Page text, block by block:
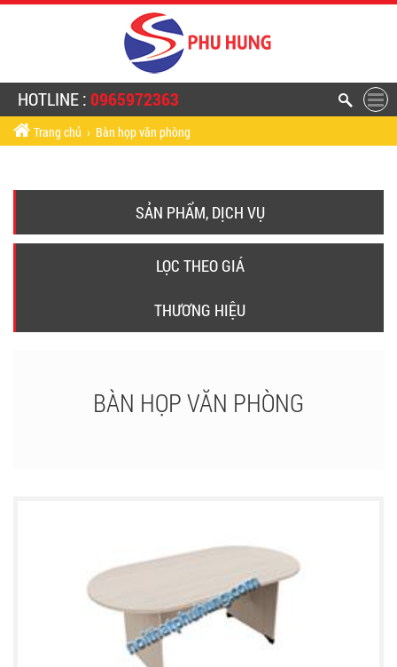
HOTLINE :0965972363
Trang chủ › Bàn họp văn phòng
SẢN PHẨM, DỊCH VỤ
LỌC THEO GIÁ
THƯƠNG HIỆU
BÀN HỌP VĂN PHÒNG